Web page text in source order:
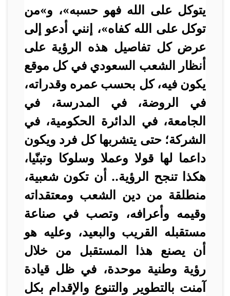
يتوكل على الله فهو حسبه»، و»من
توكل على الله كفاه»، إنني أدعو إلى
عرض كل تفاصيل هذه الرؤية على
أنظار الشعب السعودي في كل موقع
يكون فيه، كل بحسب عمره وقدراته،
في الروضة، في المدرسة، في
الجامعة، في الدائرة الحكومية، في
الشركة؛ حتى يتشربها كل فرد ويكون
داعما لها قولا وعملا وسلوكا وتبنّيا،
هكذا تنجح الرؤية.. أن تكون شعبية،
منطلقة من دين الشعب ومعتقداته
وقيمه وأعرافه، وتصب في صناعة
مستقبله القريب والبعيد، وعليه هو
أن يصنع هذا المستقبل من خلال
رؤية وطنية موحدة، في ظل قيادة
آمنت بالتطوير والتنوع والإقدام بكل